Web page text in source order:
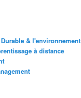
& l'environnement
à distance